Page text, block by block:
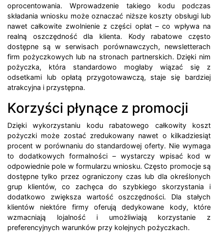
oprocentowania. Wprowadzenie takiego kodu podczas
składania wniosku może oznaczać niższe koszty obsługi lub
nawet całkowite zwolnienie z części opłat – co wpływa na
realną oszczędność dla klienta. Kody rabatowe często
dostępne są w serwisach porównawczych, newsletterach
firm pożyczkowych lub na stronach partnerskich. Dzięki nim
pożyczka, która standardowo mogłaby wiązać się z
odsetkami lub opłatą przygotowawczą, staje się bardziej
atrakcyjna i przystępna.
Korzyści płynące z promocji
Dzięki wykorzystaniu kodu rabatowego całkowity koszt
pożyczki może zostać zredukowany nawet o kilkadziesiąt
procent w porównaniu do standardowej oferty. Nie wymaga
to dodatkowych formalności – wystarczy wpisać kod w
odpowiednie pole w formularzu wniosku. Często promocje są
dostępne tylko przez ograniczony czas lub dla określonych
grup klientów, co zachęca do szybkiego skorzystania i
dodatkowo zwiększa wartość oszczędności. Dla stałych
klientów niektóre firmy oferują dedykowane kody, które
wzmacniają lojalność i umożliwiają korzystanie z
preferencyjnych warunków przy kolejnych pożyczkach.